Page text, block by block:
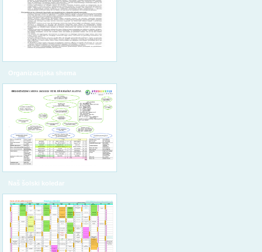
Organizacijska shema
Naš šolski koledar